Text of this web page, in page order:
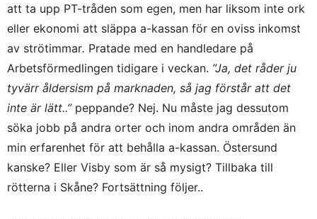
att ta upp PT-tråden som egen, men har liksom inte ork
eller ekonomi att släppa a-kassan för en oviss inkomst
av strötimmar. Pratade med en handledare på
Arbetsförmedlingen tidigare i veckan. ”Ja, det råder ju
tyvärr åldersism på marknaden, så jag förstår att det
inte är lätt..”peppande? Nej. Nu måste jag dessutom
söka jobb på andra orter och inom andra områden än
min erfarenhet för att behålla a-kassan. Östersund
kanske? Eller Visby som är så mysigt? Tillbaka till
rötterna i Skåne? Fortsättning följer..